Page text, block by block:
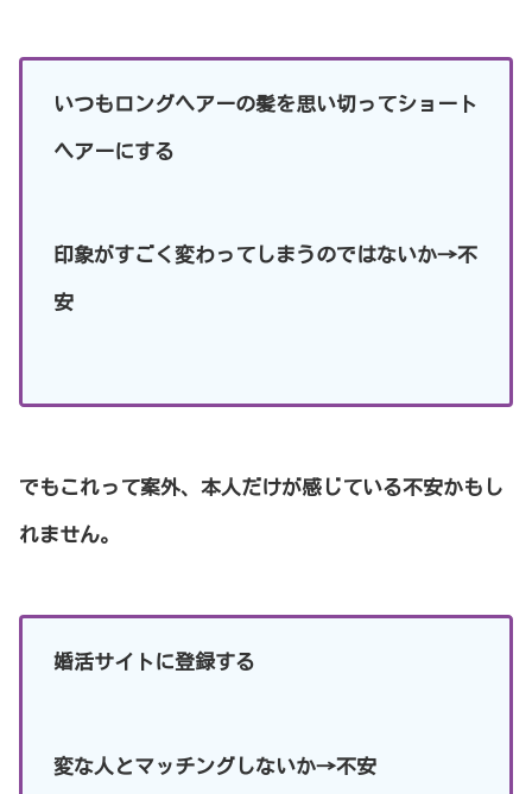
いつもロングヘアーの髪を思い切ってショート
ヘアーにする
印象がすごく変わってしまうのではないか→不
安
でもこれって案外、本人だけが感じている不安かもし
れません。
婚活サイトに登録する
変な人とマッチングしないか→不安